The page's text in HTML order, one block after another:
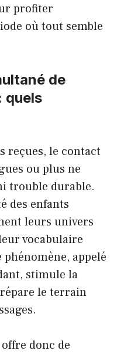
profiter
où tout semble
de
quels
reçues, le contact
ou plus ne
trouble durable.
des enfants
leurs univers
vocabulaire
appelé
stimule la
le terrain
donc de